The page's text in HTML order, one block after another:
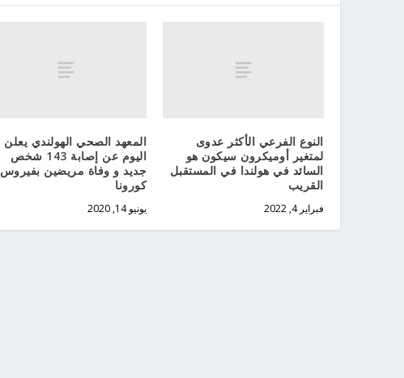
النوع الفرعي الأكثر عدوى
لمتغير أوميكرون سيكون هو
السائد في هولندا في المستقبل
القريب
فبراير 4, 2022
المعهد الصحي الهولندي يعلن
اليوم عن إصابة 143 شخص
جديد و وفاة مريضين بفيروس
كورونا
يونيو 14, 2020